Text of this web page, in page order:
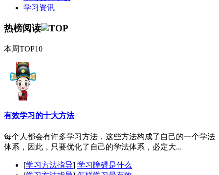
学习资讯
热榜阅读
本周TOP10
有效学习的十大方法
每个人都会有许多学习方法，这些方法构成了自己的一个学法
体系，因此，只要优化了自己的学法体系，必定大...
[学习方法指导] 学习障碍是什么